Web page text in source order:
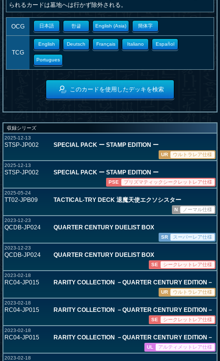
られるカードは墓地へは行かず除外される。
OCG 日本語 한글 English (Asia) 簡体字
TCG
English Deutsch Français Italiano Español
Portugues
このカードを使用したデッキを検索
収録シリーズ
2025-12-13
STSP-JP002 SPECIAL PACK ー STAMP EDITION ー
UR
ウルトラレア仕様
2025-12-13
STSP-JP002 SPECIAL PACK ー STAMP EDITION ー
PSE
プリズマティックシークレットレア仕様
2025-05-24
TT02-JPB09 TACTICAL-TRY DECK 退魔天使エクソシスター
N
ノーマル仕様
2023-12-23
QCDB-JP024 QUARTER CENTURY DUELIST BOX
SR
スーパーレア仕様
2023-12-23
QCDB-JP024 QUARTER CENTURY DUELIST BOX
SE
シークレットレア仕様
2023-02-18
RC04-JP015 RARITY COLLECTION －QUARTER CENTURY EDITION－
UR
ウルトラレア仕様
2023-02-18
RC04-JP015 RARITY COLLECTION －QUARTER CENTURY EDITION－
SE
シークレットレア仕様
2023-02-18
RC04-JP015 RARITY COLLECTION －QUARTER CENTURY EDITION－
UL
アルティメットレア仕様
2023-02-18